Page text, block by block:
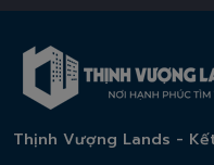
Thịnh Vượng Lands -